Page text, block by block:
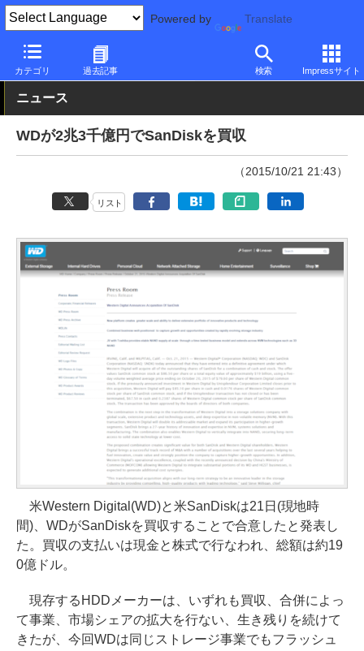
Powered by Translate
カテゴリ 過去記事 検索 Impressサイト
PC Watch 市場 動向
ニュース
WDが2兆3千億円でSanDiskを買収
（2015/10/21 21:43）
リスト
米Western Digital(WD)と米SanDiskは21日(現地時
間)、WDがSanDiskを買収することで合意したと発表し
た。買収の支払いは現金と株式で行なわれ、総額は約19
0億ドル。
現存するHDDメーカーは、いずれも買収、合併によっ
て事業、市場シェアの拡大を行ない、生き残りを続けて
きたが、今回WDは同じストレージ事業でもフラッシュ